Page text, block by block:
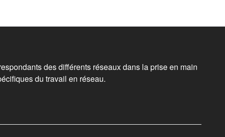
des différents réseaux dans la prise en main
du travail en réseau.